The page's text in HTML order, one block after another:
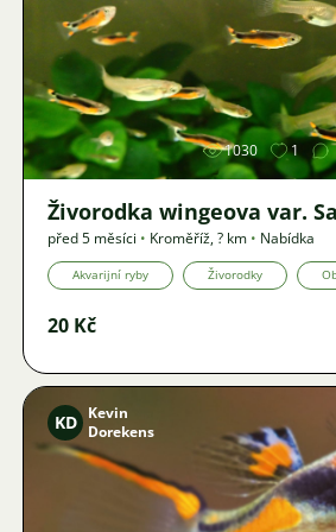
1030 1
Živorodka wingeova var.
před 5 měsíci • Kroměříž,? km • Nabídka
Akvarijní ryby Živorodky
20 Kč
KD
Kevin
Dorekens